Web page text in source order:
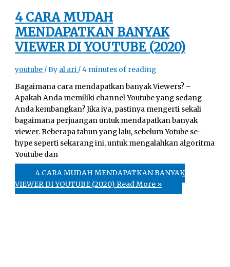
4 CARA MUDAH
MENDAPATKAN BANYAK
VIEWER DI YOUTUBE (2020)
youtube / By al ari /4 minutes of reading
Bagaimana cara mendapatkan banyak Viewers? –
Apakah Anda memiliki channel Youtube yang sedang
Andа kembangkan? Jika iya, pastinya mengerti sekali
bagaimana perjuangan untuk mendapatkan banyak
viewer. Beberapa tahun yang lalu, sebelum Yotube se-
hype seperti sekarang ini, untuk mengalahkan algoritma
Youtube dan
4 CARA MUDAH MENDAPATKAN BANYAK
VIEWER DI YOUTUBE (2020) Read More »